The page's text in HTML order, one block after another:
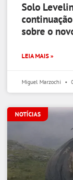
Solo
sobre o
LEIA MAIS »
Miguel Marzochi
NOTÍCIAS